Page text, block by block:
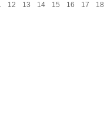
12 13 14 15 16 17
18